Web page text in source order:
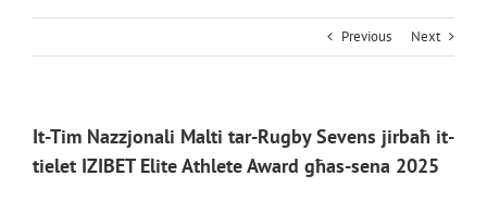
Previous Next
It-Tim Nazzjonali Malti tar-Rugby Sevens jirbaħ it-
tielet IZIBET Elite Athlete Award għas-sena 2025